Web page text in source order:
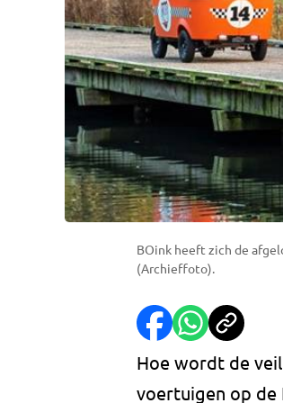
BOink heeft zich de
(Archieffoto).
Hoe wordt de
voertuigen op de